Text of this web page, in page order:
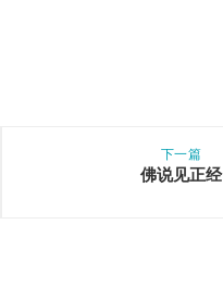
下一篇
佛说见正经